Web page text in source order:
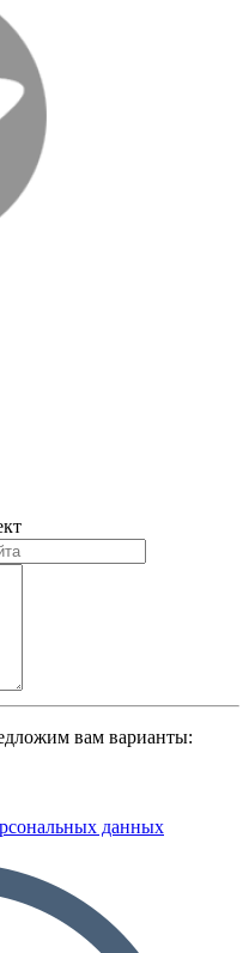
вам варианты:
данных